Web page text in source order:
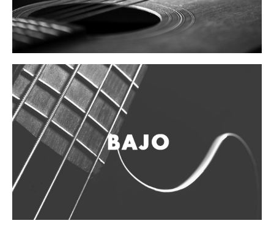
Herrajes y soportes
Cueros
Marcha
Redoblantes
Tambores
Bombos
Multi-tenores
Platillos
Baquetas, mazos y bolillos
Pergaminos